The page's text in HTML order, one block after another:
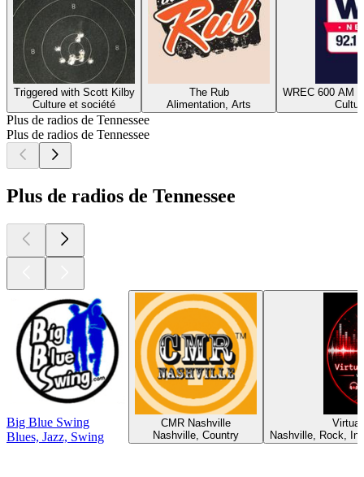
Triggered with Scott Kilby
Culture et société
The Rub
Alimentation, Arts
Plus de radios de Tennessee
Plus de radios de Tennessee
Plus de radios de Tennessee
Big Blue Swing
Blues, Jazz, Swing
CMR Nashville
Nashville, Country
Nashville, Rock,